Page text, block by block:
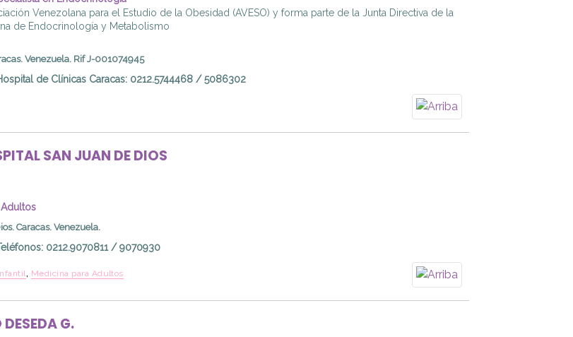
Venezolana para el Estudio de la Obesidad (AVESO) y forma parte de la Junta Directiva de la
de Endocrinología y Metabolismo
Venezuela. Rif J-001074945
de Clínicas Caracas: 0212.5744468 / 5086302
SAN JUAN DE DIOS
Adultos
Caracas. Venezuela.
0212.9070811 / 9070930
, Medicina para Adultos
DESEDA G.